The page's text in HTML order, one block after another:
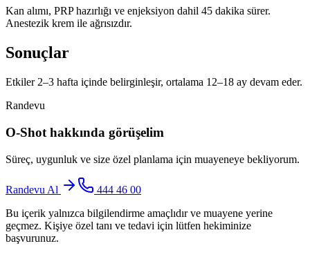
Kan alımı, PRP hazırlığı ve enjeksiyon dahil 45 dakika sürer.
Anestezik krem ile ağrısızdır.
Sonuçlar
Etkiler 2–3 hafta içinde belirginleşir, ortalama 12–18 ay devam eder.
Randevu
O-Shot hakkında görüşelim
Süreç, uygunluk ve size özel planlama için muayeneye bekliyorum.
Randevu Al
444 46 00
Bu içerik yalnızca bilgilendirme amaçlıdır ve muayene yerine
geçmez. Kişiye özel tanı ve tedavi için lütfen hekiminize
başvurunuz.